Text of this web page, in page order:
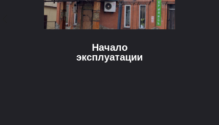
Начало
эксплуатации